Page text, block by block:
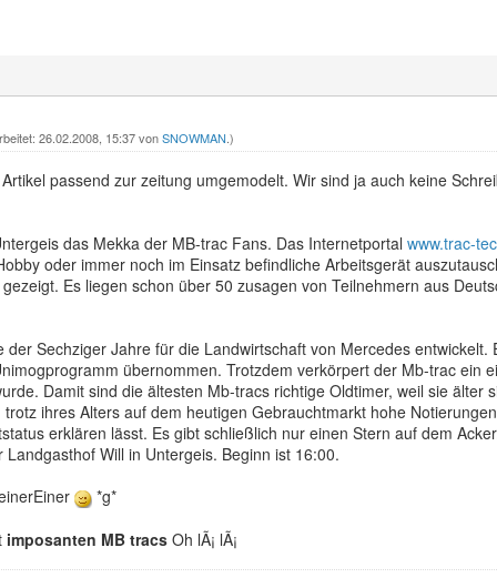
26.02.2008, 15:37 vonSNOWMAN.)
passend zur zeitung umgemodelt. Wir sind ja auch keine
das Mekka der MB-trac Fans. Das Internetportal www.trac-
oder immer noch im Einsatz befindliche Arbeitsgerät
Es liegen schon über 50 zusagen von Teilnehmern aus
der Sechziger Jahre für die Landwirtschaft von Mercedes
übernommen. Trotzdem verkörpert der Mb-trac ein
Damit sind die ältesten Mb-tracs richtige Oldtimer, weil sie älter
ihres Alters auf dem heutigen Gebrauchtmarkt hohe
erklären lässt. Es gibt schließlich nur einen Stern auf dem
Will in Untergeis. Beginn ist 16:00.
*g*
imposanten MB tracsOh lÃ¡ lÃ¡